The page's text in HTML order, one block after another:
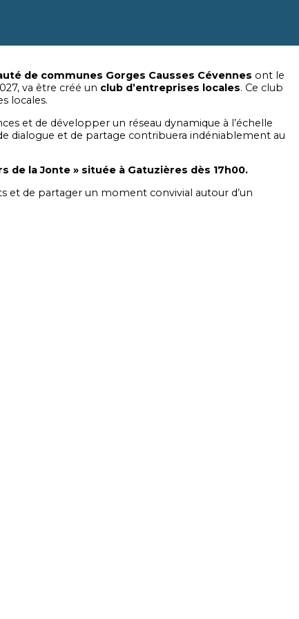
de communes Gorges Causses Cévennes ont le
va être créé un club d’entreprises locales. Ce club
locales.
et de développer un réseau dynamique à l’échelle
dialogue et de partage contribuera indéniablement au
de la Jonte » située à Gatuzières dès 17h00.
et de partager un moment convivial autour d’un